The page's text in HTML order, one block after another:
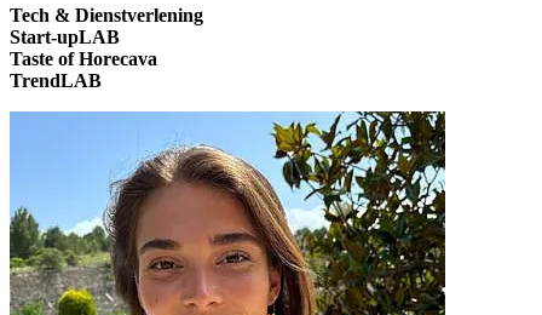
Tech & Dienstverlening
Start-upLAB
Taste of Horecava
TrendLAB